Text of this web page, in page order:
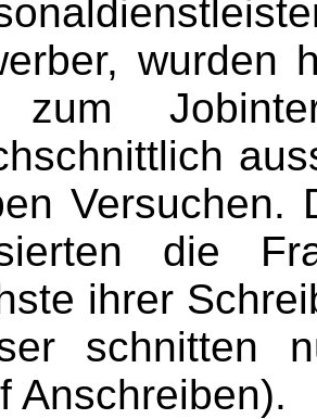
wurden
Versuchen.
die
ihrer
schnitten
Anschreiben).